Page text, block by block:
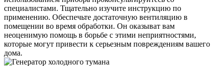
специалистами. Тщательно изучите инструкцию по
применению. Обеспечьте достаточную вентиляцию в
помещении во время обработки. Он оказыват вам
неоценимую помощь в борьбе с этими неприятностями,
которые могут привести к серьезным повреждениям вашего
дома.